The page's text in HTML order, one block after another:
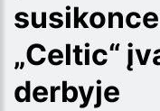
„Celtic“
derbyje